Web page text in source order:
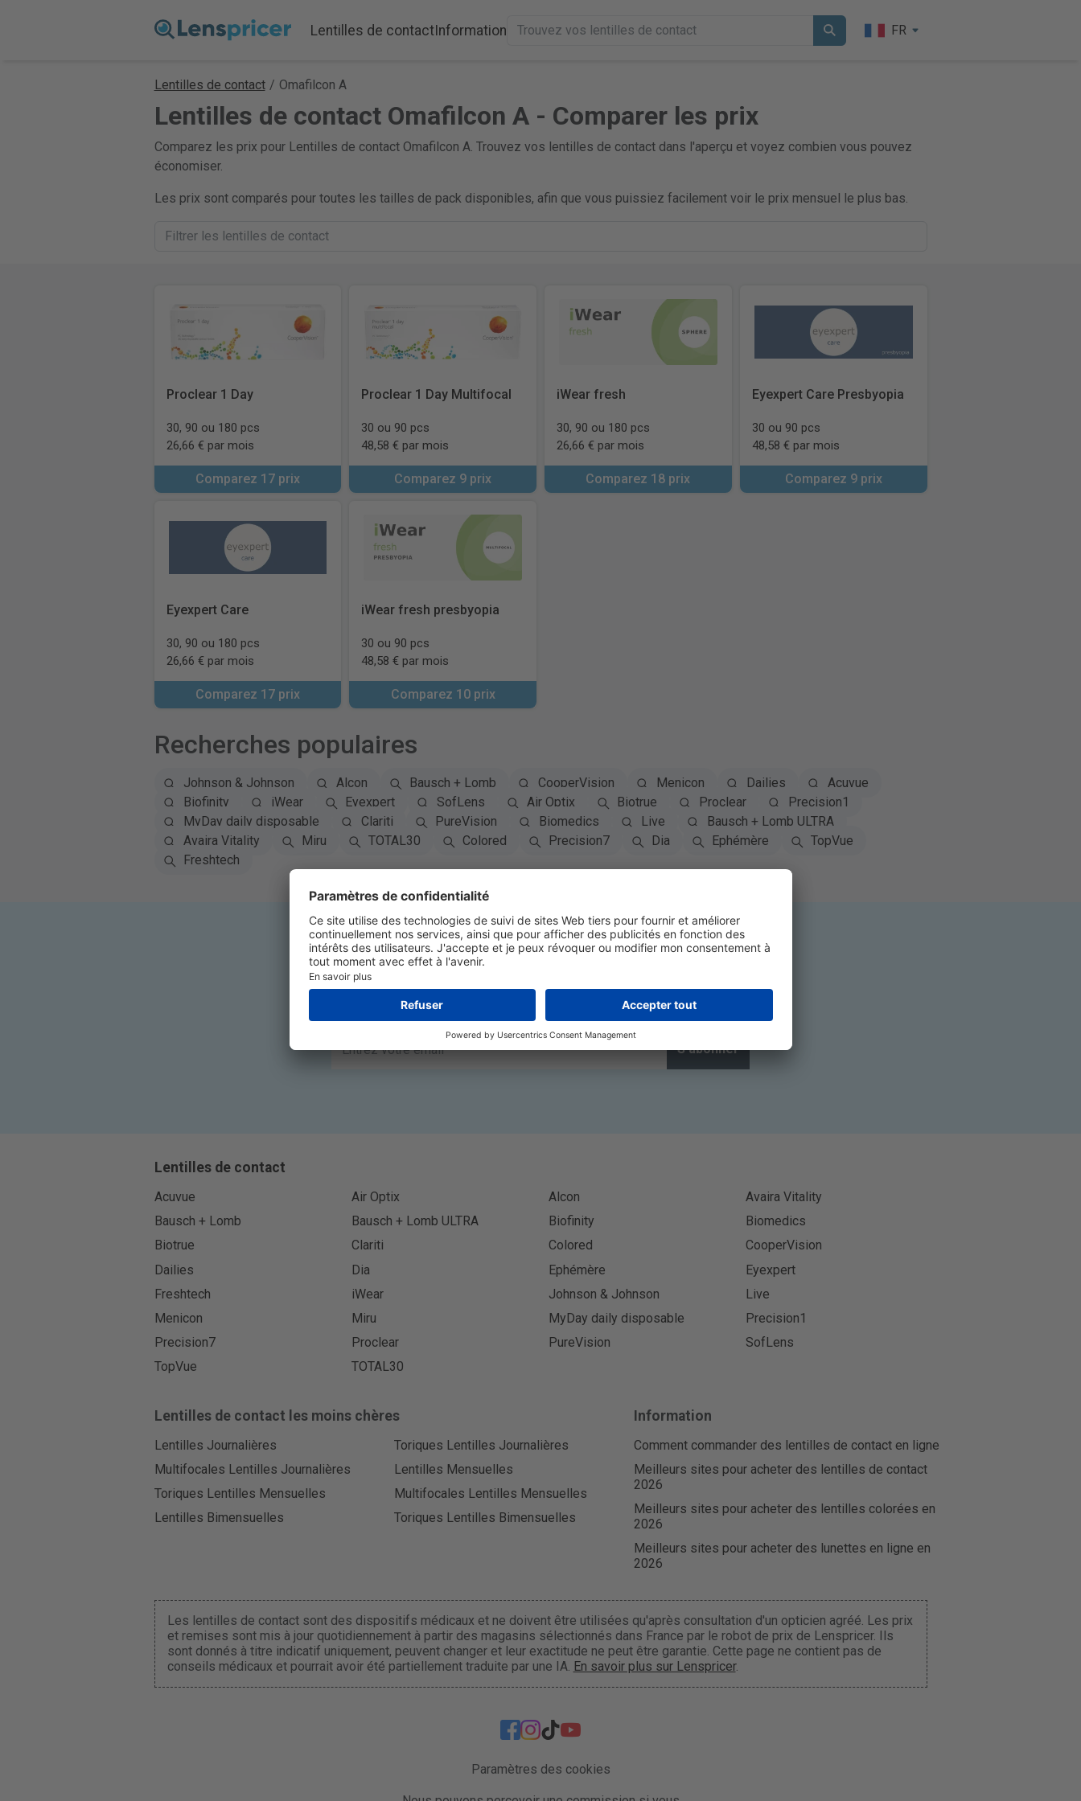
Lentilles de contactInformation FR
Lentilles de contact / Omafilcon A
Lentilles de contact Omafilcon A - Comparer les prix
Comparez les prix pour Lentilles de contact Omafilcon A. Trouvez vos lentilles de contact dans l'aperçu et voyez combien vous pouvez
économiser.
Les prix sont comparés pour toutes les tailles de pack disponibles, afin que vous puissiez facilement voir le prix mensuel le plus bas.
Proclear 1 Day
30, 90 ou 180 pcs
26,66 € par mois
Comparez 17 prix
Proclear 1 Day Multifocal
30 ou 90 pcs
48,58 € par mois
Comparez 9 prix
iWear fresh
30, 90 ou 180 pcs
26,66 € par mois
Comparez 18 prix
Eyexpert Care Presbyopia
30 ou 90 pcs
48,58 € par mois
Comparez 9 prix
Eyexpert Care
30, 90 ou 180 pcs
26,66 € par mois
Comparez 17 prix
iWear fresh presbyopia
30 ou 90 pcs
48,58 € par mois
Comparez 10 prix
Recherches populaires
Johnson & Johnson Alcon Bausch + Lomb CooperVision Menicon Dailies
Acuvue
Biofinity
iWear Eyexpert SofLens Air Optix Biotrue Proclear
Precision1
MyDay daily disposable
Clariti PureVision Biomedics Live
Bausch + Lomb ULTRA
Avaira Vitality
Miru TOTAL30 Colored Precision7 Dia Ephémère
TopVue
Freshtech
S'abonner à la newsletter
S'abonner
Lentilles de contact
Acuvue Air Optix Alcon
Avaira Vitality
Bausch + Lomb
Bausch + Lomb ULTRA Biofinity
Biomedics
Biotrue
Clariti Colored
CooperVision
Dailies
Dia Ephémère
Eyexpert
Freshtech
iWear Johnson & Johnson
Live
Menicon
Miru MyDay daily disposable
Precision1
Precision7
Proclear PureVision
SofLens
TopVue
TOTAL30
Lentilles de contact les moins chères
Lentilles Journalières
Toriques Lentilles Journalières
Multifocales Lentilles Journalières
Lentilles Mensuelles
Toriques Lentilles Mensuelles
Multifocales Lentilles Mensuelles
Lentilles Bimensuelles
Toriques Lentilles Bimensuelles
Information
Comment commander des lentilles de contact en ligne
Meilleurs sites pour acheter des lentilles de contact
2026
Meilleurs sites pour acheter des lentilles colorées en
2026
Meilleurs sites pour acheter des lunettes en ligne en
2026
Les lentilles de contact sont des dispositifs médicaux et ne doivent être utilisées qu'après consultation d'un opticien agréé. Les prix
et remises sont mis à jour quotidiennement à partir des magasins sélectionnés dans France par le robot de prix de Lenspricer. Ils
sont donnés à titre indicatif uniquement, peuvent changer et leur exactitude ne peut être garantie. Cette page ne contient pas de
conseils médicaux et pourrait avoir été partiellement traduite par une IA. En savoir plus sur Lenspricer.
Paramètres des cookies